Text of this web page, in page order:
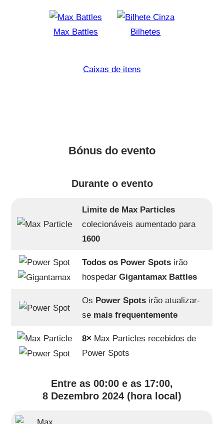
Max Battles Bilhetes
Caixas de itens
Bónus do evento
Durante o evento
Limite de Max Particles
colecionáveis aumentado para
1600
Todos os Power Spots irão
hospedarGigantamax Battles
Os Power Spots irão atualizar-
se mais frequentemente
8× Max Particles recebidos de
Power Spots
Entre as 00:00 e as 17:00,
8 Dezembro 2024 (hora local)